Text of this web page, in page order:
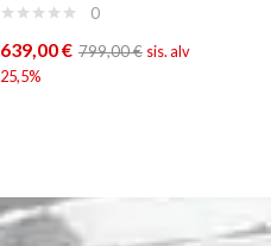
0
639,00€ 799,00€ sis. alv
25,5%